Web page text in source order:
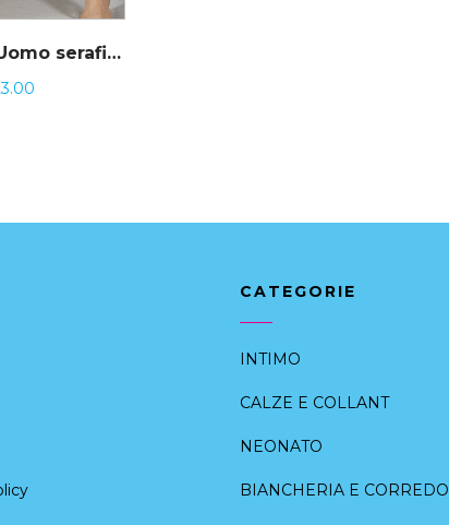
Pigiama Uomo serafino Interlock Navigare 141137
CATEGORIE
INTIMO
CALZE E COLLANT
NEONATO
BIANCHERIA E CORREDO